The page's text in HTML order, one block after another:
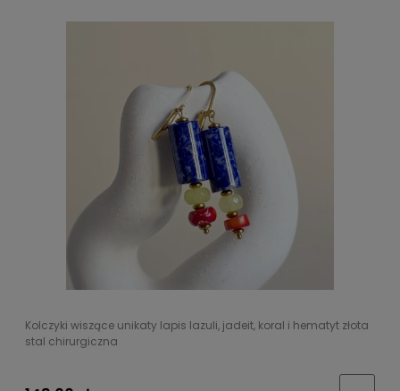
Kolczyki wiszące unikaty lapis lazuli, jadeit, koral i hematyt złota
stal chirurgiczna